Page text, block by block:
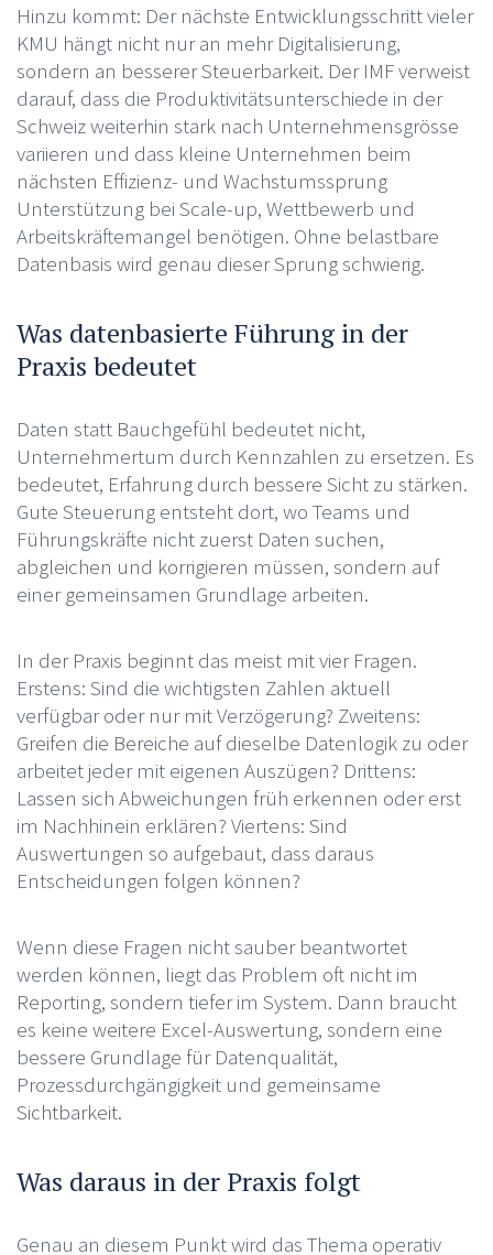
Hinzu kommt: Der nächste Entwicklungsschritt vieler
KMU hängt nicht nur an mehr Digitalisierung,
sondern an besserer Steuerbarkeit. Der IMF verweist
darauf, dass die Produktivitätsunterschiede in der
Schweiz weiterhin stark nach Unternehmensgrösse
variieren und dass kleine Unternehmen beim
nächsten Effizienz- und Wachstumssprung
Unterstützung bei Scale-up, Wettbewerb und
Arbeitskräftemangel benötigen. Ohne belastbare
Datenbasis wird genau dieser Sprung schwierig.
Was datenbasierte Führung in der
Praxis bedeutet
Daten statt Bauchgefühl bedeutet nicht,
Unternehmertum durch Kennzahlen zu ersetzen. Es
bedeutet, Erfahrung durch bessere Sicht zu stärken.
Gute Steuerung entsteht dort, wo Teams und
Führungskräfte nicht zuerst Daten suchen,
abgleichen und korrigieren müssen, sondern auf
einer gemeinsamen Grundlage arbeiten.
In der Praxis beginnt das meist mit vier Fragen.
Erstens: Sind die wichtigsten Zahlen aktuell
verfügbar oder nur mit Verzögerung? Zweitens:
Greifen die Bereiche auf dieselbe Datenlogik zu oder
arbeitet jeder mit eigenen Auszügen? Drittens:
Lassen sich Abweichungen früh erkennen oder erst
im Nachhinein erklären? Viertens: Sind
Auswertungen so aufgebaut, dass daraus
Entscheidungen folgen können?
Wenn diese Fragen nicht sauber beantwortet
werden können, liegt das Problem oft nicht im
Reporting, sondern tiefer im System. Dann braucht
es keine weitere Excel-Auswertung, sondern eine
bessere Grundlage für Datenqualität,
Prozessdurchgängigkeit und gemeinsame
Sichtbarkeit.
Was daraus in der Praxis folgt
Genau an diesem Punkt wird das Thema operativ